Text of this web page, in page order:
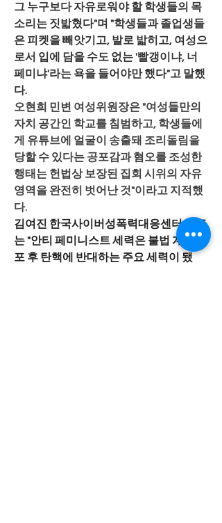
그 누구보다 자유로워야 할 학생들의 목
소리는 짓밟혔다"며 "학생들과 졸업생들
은 피켓을 빼앗기고, 발로 밟히고, 여성으
로서 입에 담을 수도 없는 '빨갱이냐, 너
페미냐'라는 욕을 들어야만 했다"고 말했
다.
오현희 민변 여성위원장은 "여성들만의
자치 공간인 학교를 침범하고, 학생들에
게 유튜브에 얼굴이 송출돼 조리돌림을
당할 수 있다는 공포감과 혐오를 조성한
행태는 헌법상 보장된 집회 시위의 자유
영역을 완전히 벗어난 것"이라고 지적했
다.
김여진 한국사이버성폭력대응센터 대표
는 "안티 페미니스트 세력은 불법 계엄 선
포 후 탄핵에 반대하는 주요 세력이 됐